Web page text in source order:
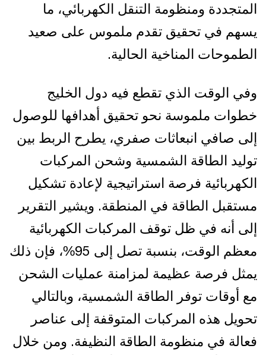
المتجددة ومنظومة التنقل الكهربائي، ما
يسهم في تحقيق تقدم ملموس على صعيد
الطموحات المناخية الحالية.
وفي الوقت الذي تقطع فيه دول الخليج
خطوات ملموسة نحو تحقيق أهدافها للوصول
إلى صافي انبعاثات صفري، يطرح الربط بين
توليد الطاقة الشمسية وشحن المركبات
الكهربائية فرصة استراتيجية لإعادة تشكيل
مستقبل الطاقة في المنطقة. ويشير التقرير
إلى أنه في ظل توقف المركبات الكهربائية
معظم الوقت، بنسبة تصل إلى 95%، فإن ذلك
يمثل فرصة عظيمة لمزامنة عمليات الشحن
مع أوقات توفر الطاقة الشمسية، وبالتالي
تحويل هذه المركبات المتوقفة إلى عناصر
فعالة في منظومة الطاقة النظيفة. ومن خلال